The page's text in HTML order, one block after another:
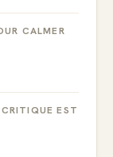
CALMER
EST